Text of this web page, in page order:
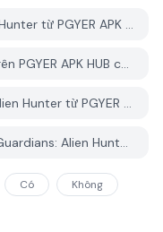
Làm thế nào để tải Guardians: Alien Hunter từ PGYER APK HUB?
Ứng dụng Guardians: Alien Hunter trên PGYER APK HUB có miễn phí không?
Tôi cần tài khoản để tải Guardians: Alien Hunter từ PGYER APK HUB không?
Làm thế nào để báo cáo vấn đề với Guardians: Alien Hunter trên PGYER APK HUB?
Có Không